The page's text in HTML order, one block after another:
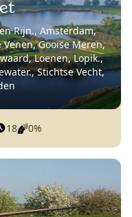
Rijn., Amsterdam,
Gooise Meren,
Loenen, Lopik.,
Stichtse Vecht,
18 0%